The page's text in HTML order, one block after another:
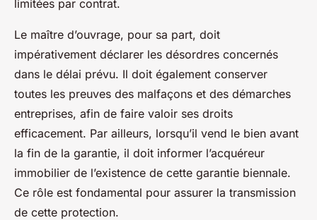
limitées par contrat.
Le maître d’ouvrage, pour sa part, doit
impérativement déclarer les désordres concernés
dans le délai prévu. Il doit également conserver
toutes les preuves des malfaçons et des démarches
entreprises, afin de faire valoir ses droits
efficacement. Par ailleurs, lorsqu’il vend le bien avant
la fin de la garantie, il doit informer l’acquéreur
immobilier de l’existence de cette garantie biennale.
Ce rôle est fondamental pour assurer la transmission
de cette protection.